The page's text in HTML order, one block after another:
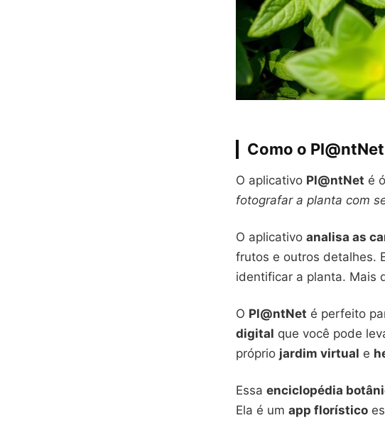
Como o
O aplicativo Pl@ntNet é
fotografar a planta com
O aplicativo analisa as
frutos e outros detalhes.
identificar a planta. Mais
O Pl@ntNet é perfeito
digital que você pode
próprio jardim virtual e
Essa enciclopédia
Ela é um app florístico